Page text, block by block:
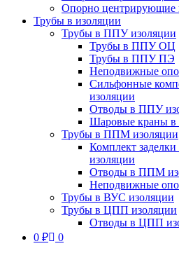
Опорно центрирующие
Трубы в изоляции
Трубы в ППУ изоляции
Трубы в ППУ ОЦ
Трубы в ППУ ПЭ
Неподвижные
Сильфонные
изоляции
Отводы в ППУ
Шаровые краны
Трубы в ППМ изоляции
Комплект
изоляции
Отводы в ППМ
Неподвижные
Трубы в ВУС изоляции
Трубы в ЦПП изоляции
Отводы в ЦПП
0 ₽ 0